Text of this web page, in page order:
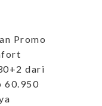
Promo
dari
60.950